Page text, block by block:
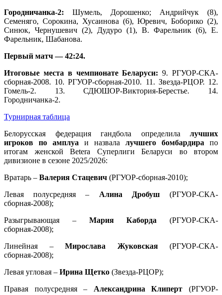
Городничанка-2: Шумель, Дорошенко; Андрийчук (8),
Семеняго, Сорокина, Хусаинова (6), Юревич, Боборико (2),
Синюк, Чернушевич (2), Дудуро (1), В. Фарельник (6), Е.
Фарельник, Шабанова.
Первый матч — 42:24.
Итоговые места в чемпионате Беларуси:9. РГУОР-СКА-
сборная-2008. 10. РГУОР-сборная-2010. 11. Звезда-РЦОР. 12.
Гомель-2. 13. СДЮШОР-Виктория-Берестье. 14.
Городничанка-2.
Турнирная таблица
Белорусская федерация гандбола определила лучших
игроков по амплуа и назвала лучшего бомбардира по
итогам женской Betera Суперлиги Беларуси во втором
дивизионе в сезоне 2025/2026:
Вратарь – Валерия Стацевич (РГУОР-сборная-2010);
Левая полусредняя – Алина Дробуш (РГУОР-СКА-
сборная-2008);
Разыгрывающая – Мария Каборда (РГУОР-СКА-
сборная-2008);
Линейная – Мирослава Жуковская(РГУОР-СКА-
сборная-2008);
Левая угловая – Ирина Щетко (Звезда-РЦОР);
Правая полусредняя – Александрина Клиперт (РГУОР-